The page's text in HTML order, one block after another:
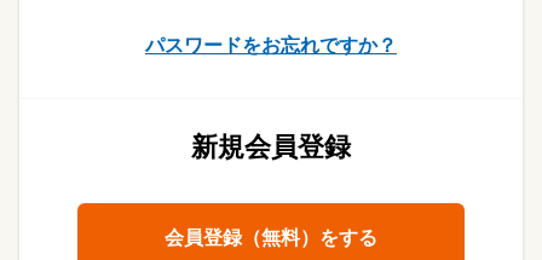
パスワードをお忘れですか？
新規会員登録
会員登録（無料）をする